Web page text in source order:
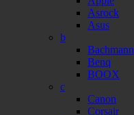
Asrock
Asus
b
Bachmann
Benq
BOOX
c
Canon
Corsair